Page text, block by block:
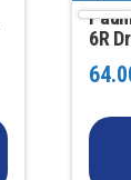
6R
Les
options
être